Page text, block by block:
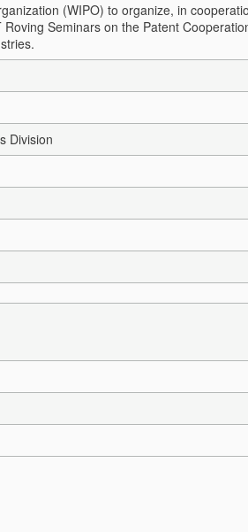
(WIPO) to organize, in
Seminars on the Patent
Division